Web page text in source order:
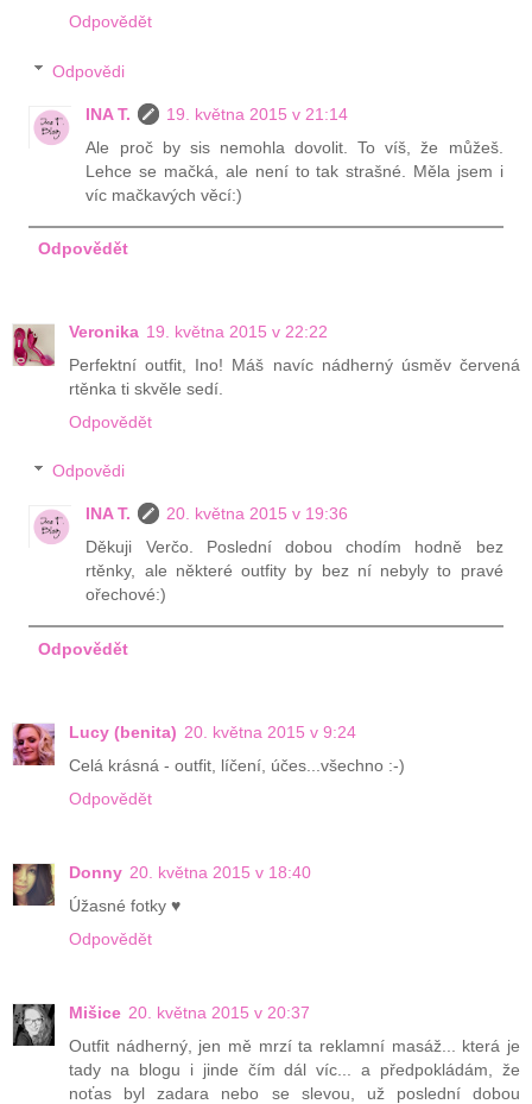
Odpovědět
Odpovědi
INA T.
19. května 2015 v 21:14
Ale proč by sis nemohla dovolit. To víš, že můžeš.
Lehce se mačká, ale není to tak strašné. Měla jsem i
víc mačkavých věcí:)
Odpovědět
Veronika 19. května 2015 v 22:22
Perfektní outfit, Ino! Máš navíc nádherný úsměv červená
rtěnka ti skvěle sedí.
Odpovědět
Odpovědi
INA T.
20. května 2015 v 19:36
Děkuji Verčo. Poslední dobou chodím hodně bez
rtěnky, ale některé outfity by bez ní nebyly to pravé
ořechové:)
Odpovědět
Lucy (benita) 20. května 2015 v 9:24
Celá krásná - outfit, líčení, účes...všechno :-)
Odpovědět
Donny 20. května 2015 v 18:40
Úžasné fotky ♥
Odpovědět
Mišice 20. května 2015 v 20:37
Outfit nádherný, jen mě mrzí ta reklamní masáž... která je
tady na blogu i jinde čím dál víc... a předpokládám, že
noťas byl zadara nebo se slevou, už poslední dobou